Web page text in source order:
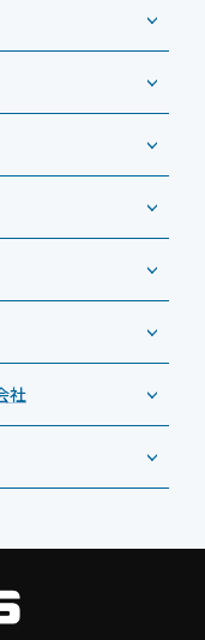
ス
イネージほか）
ー
」
社